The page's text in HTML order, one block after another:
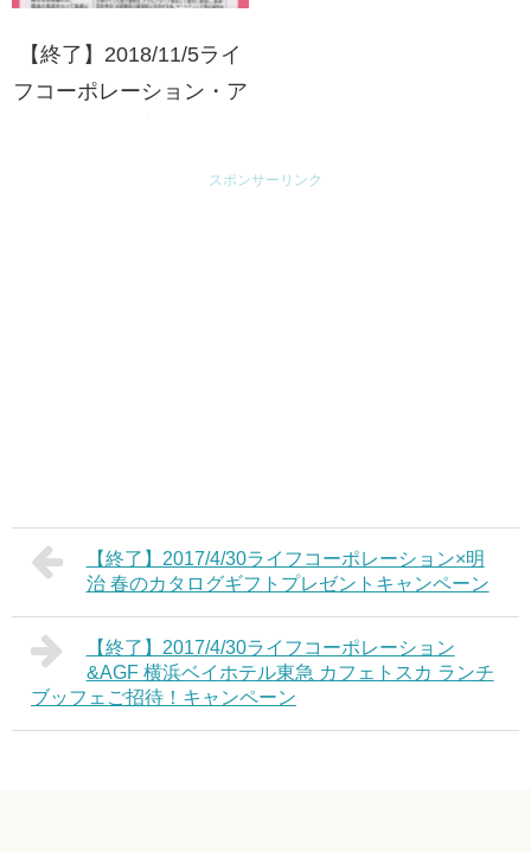
【終了】2018/11/5ライ
フコーポレーション・ア
スポンサーリンク
【終了】2017/4/30ライフコーポレーション×明
治 春のカタログギフトプレゼントキャンペーン
【終了】2017/4/30ライフコーポレーション
&AGF 横浜ベイホテル東急 カフェトスカ ランチ
ブッフェご招待！キャンペーン